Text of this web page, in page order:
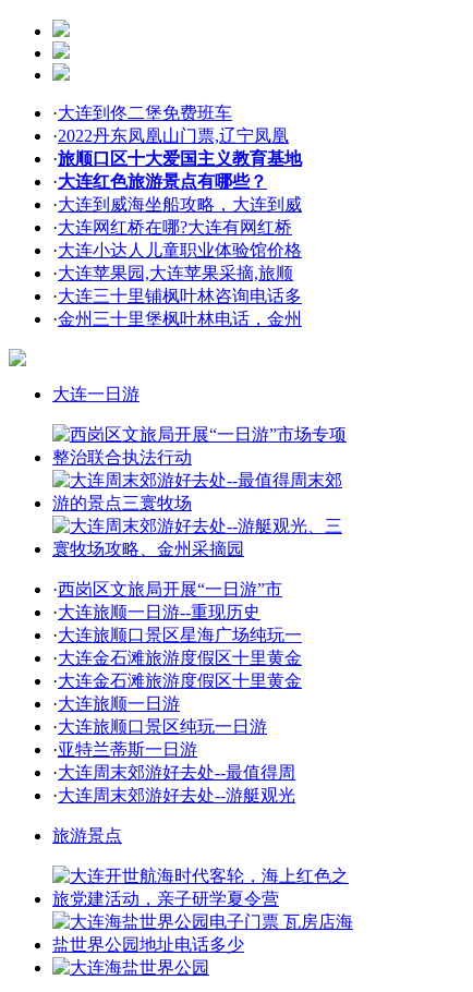
·大连到佟二堡免费班车
·2022丹东凤凰山门票,辽宁凤凰
·旅顺口区十大爱国主义教育基地
·大连红色旅游景点有哪些？
·大连到威海坐船攻略，大连到威
·大连网红桥在哪?大连有网红桥
·大连小达人儿童职业体验馆价格
·大连苹果园,大连苹果采摘,旅顺
·大连三十里铺枫叶林咨询电话多
·金州三十里堡枫叶林电话，金州
大连一日游
·西岗区文旅局开展“一日游”市
·大连旅顺一日游--重现历史
·大连旅顺口景区星海广场纯玩一
·大连金石滩旅游度假区十里黄金
·大连金石滩旅游度假区十里黄金
·大连旅顺一日游
·大连旅顺口景区纯玩一日游
·亚特兰蒂斯一日游
·大连周末郊游好去处--最值得周
·大连周末郊游好去处--游艇观光
旅游景点